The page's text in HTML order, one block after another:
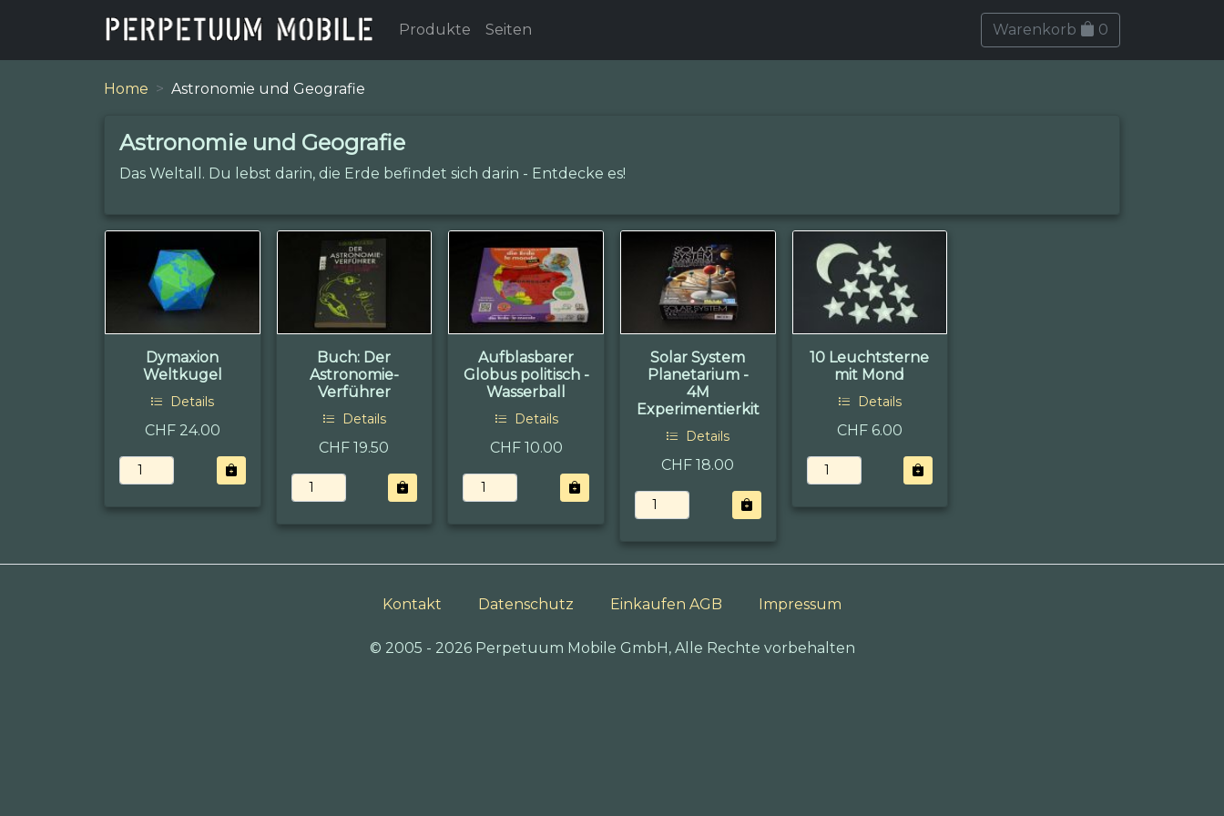
Produkte Seiten Warenkorb 0
Home Astronomie und Geografie
Astronomie und Geografie
Das Weltall. Du lebst darin, die Erde befindet sich darin - Entdecke es!
Dymaxion
Weltkugel
Details
CHF 24.00
Buch: Der
Astronomie-
Verführer
Details
CHF 19.50
Aufblasbarer
Globus politisch -
Wasserball
Details
CHF 10.00
Solar System
Planetarium -
4M
Experimentierkit
Details
CHF 18.00
10 Leuchtsterne
mit Mond
Details
CHF 6.00
Kontakt Datenschutz Einkaufen AGB Impressum
© 2005 - 2026 Perpetuum Mobile GmbH, Alle Rechte vorbehalten